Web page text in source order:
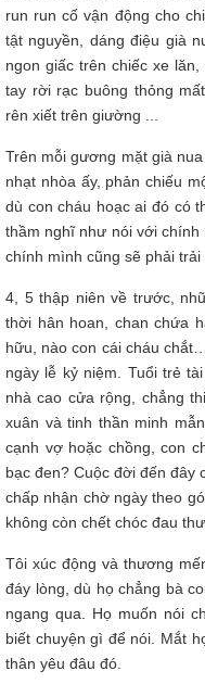
run run cố vận động cho
tật nguyền, dáng điệu già
ngon giấc trên chiếc xe
tay rời rạc buông thỏng
rên xiết trên giường ...
Trên mỗi gương mặt già
nhạt nhòa ấy, phản chiếu
dù con cháu hoạc ai đó có
thầm nghĩ như nói với chính
chính mình cũng sẽ phải
4, 5 thập niên về trước,
thời hân hoan, chan chứa
hữu, nào con cái cháu
ngày lễ kỷ niệm. Tuổi trẻ
nhà cao cửa rộng, chẳng
xuân và tinh thần minh
cạnh vợ hoặc chồng, con
bạc đen? Cuộc đời đến đây
chấp nhận chờ ngày theo
không còn chết chóc đau
Tôi xúc động và thương
đáy lòng, dù họ chẳng bà
ngang qua. Họ muốn nói
biết chuyện gì để nói. Mắt
thân yêu đâu đó.